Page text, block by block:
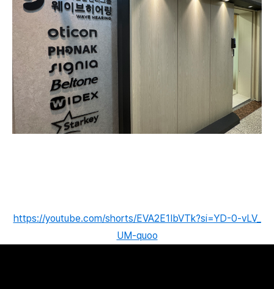
https://youtube.com/shorts/EVA2E1IbVTk?si=YD-0-vLV_
UM-quoo